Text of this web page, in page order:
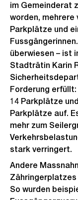
im Gemeinderat
worden, mehrere
Parkplätze und
überwiesen – ist
Stadträtin Karin
Forderung
14 Parkplätze
Parkplätze auf.
mehr zum
stark verringert.
Andere
So wurden